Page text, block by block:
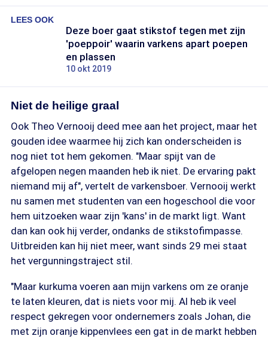
LEES OOK
Deze boer gaat stikstof tegen met zijn
'poeppoir' waarin varkens apart poepen
en plassen
10 okt 2019
Niet de heilige graal
Ook Theo Vernooij deed mee aan het project, maar het
gouden idee waarmee hij zich kan onderscheiden is
nog niet tot hem gekomen. "Maar spijt van de
afgelopen negen maanden heb ik niet. De ervaring pakt
niemand mij af", vertelt de varkensboer. Vernooij werkt
nu samen met studenten van een hogeschool die voor
hem uitzoeken waar zijn 'kans' in de markt ligt. Want
dan kan ook hij verder, ondanks de stikstofimpasse.
Uitbreiden kan hij niet meer, want sinds 29 mei staat
het vergunningstraject stil.
"Maar kurkuma voeren aan mijn varkens om ze oranje
te laten kleuren, dat is niets voor mij. Al heb ik veel
respect gekregen voor ondernemers zoals Johan, die
met zijn oranje kippenvlees een gat in de markt hebben